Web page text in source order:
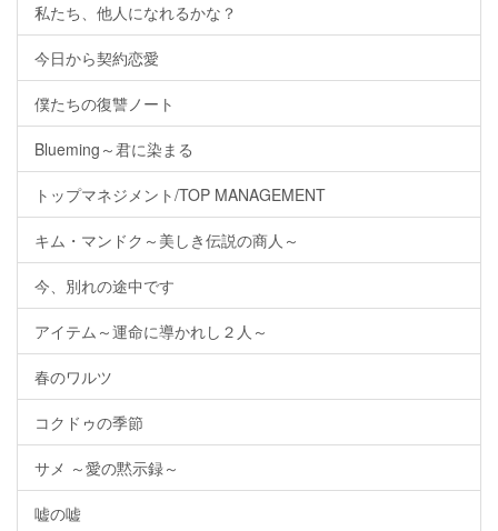
私たち、他人になれるかな？
今日から契約恋愛
僕たちの復讐ノート
Blueming～君に染まる
トップマネジメント/TOP MANAGEMENT
キム・マンドク～美しき伝説の商人～
今、別れの途中です
アイテム～運命に導かれし２人～
春のワルツ
コクドゥの季節
サメ ～愛の黙示録～
嘘の嘘